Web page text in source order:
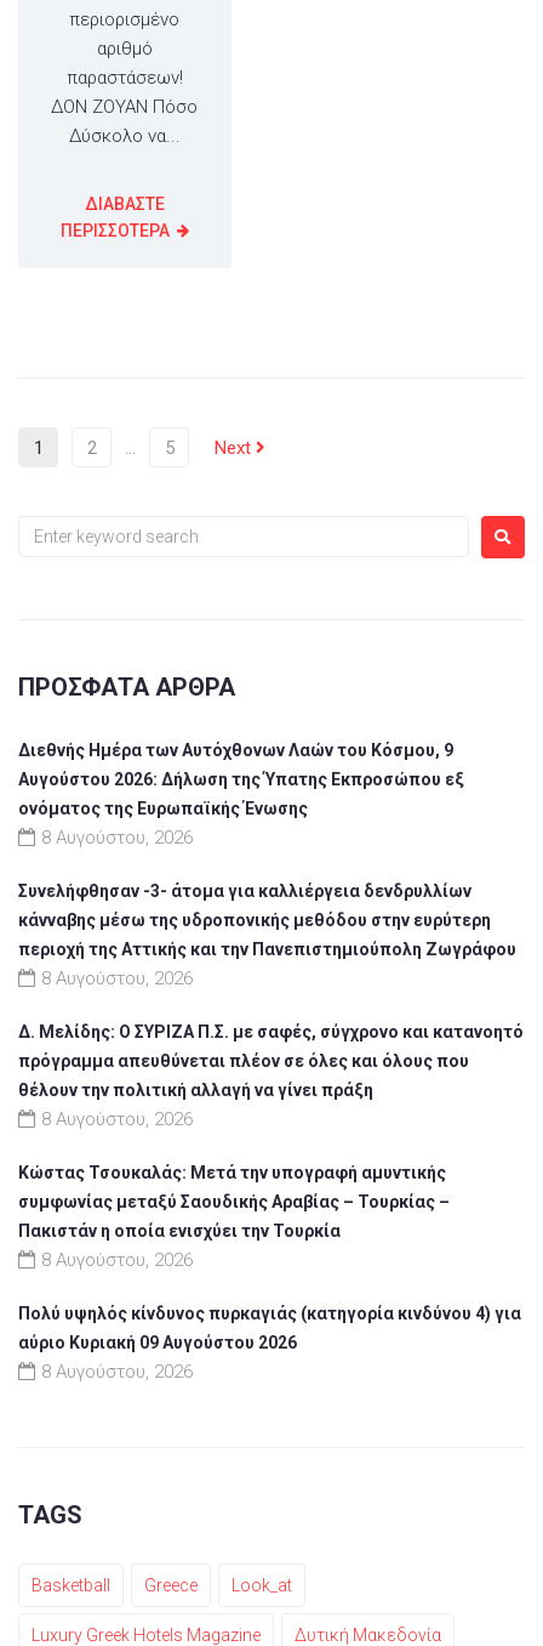
περιορισμένο
αριθμό
παραστάσεων!
ΔΟΝ ΖΟΥΑΝ Πόσο
Δύσκολο να...
ΔΙΑΒΑΣΤΕ
ΠΕΡΙΣΣΟΤΕΡΑ
1 2 … 5 Next
ΠΡΌΣΦΑΤΑ ΆΡΘΡΑ
Διεθνής Ημέρα των Αυτόχθονων Λαών του Κόσμου, 9
Αυγούστου 2026: Δήλωση της Ύπατης Εκπροσώπου εξ
ονόματος της Ευρωπαϊκής Ένωσης
8 Αυγούστου, 2026
Συνελήφθησαν -3- άτομα για καλλιέργεια δενδρυλλίων
κάνναβης μέσω της υδροπονικής μεθόδου στην ευρύτερη
περιοχή της Αττικής και την Πανεπιστημιούπολη Ζωγράφου
8 Αυγούστου, 2026
Δ. Μελίδης: Ο ΣΥΡΙΖΑ Π.Σ. με σαφές, σύγχρονο και κατανοητό
πρόγραμμα απευθύνεται πλέον σε όλες και όλους που
θέλουν την πολιτική αλλαγή να γίνει πράξη
8 Αυγούστου, 2026
Κώστας Τσουκαλάς: Μετά την υπογραφή αμυντικής
συμφωνίας μεταξύ Σαουδικής Αραβίας – Τουρκίας –
Πακιστάν η οποία ενισχύει την Τουρκία
8 Αυγούστου, 2026
Πολύ υψηλός κίνδυνος πυρκαγιάς (κατηγορία κινδύνου 4) για
αύριο Κυριακή 09 Αυγούστου 2026
8 Αυγούστου, 2026
TAGS
Basketball Greece Look_at
Luxury Greek Hotels Magazine Δυτική Μακεδονία